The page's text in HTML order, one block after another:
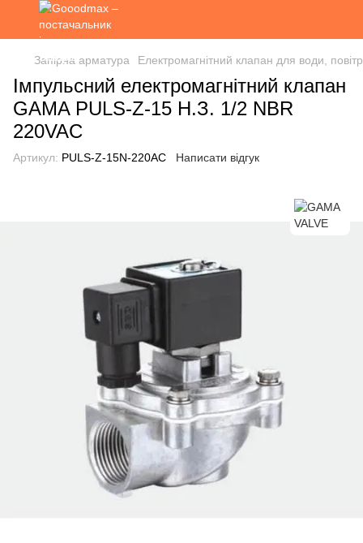
Запірна арматура Електромагнітний клапан для води,
Імпульсний електромагнітний клапан
GAMA PULS-Z-15 Н.З. 1/2 NBR
220VAC
Артикул: PULS-Z-15N-220AC Написати відгук